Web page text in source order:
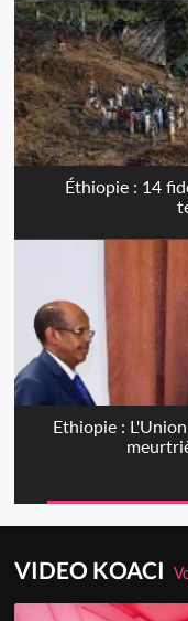
Éthiopie : 14
Ethiopie :
VIDEO KOACI